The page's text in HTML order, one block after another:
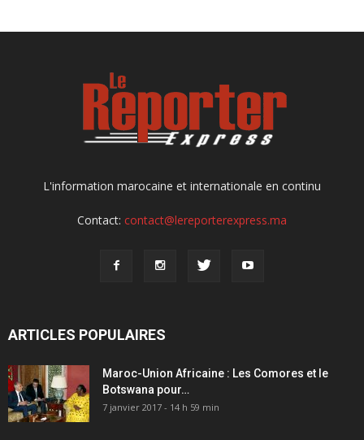
L'information marocaine et internationale en continu
Contact: contact@lereporterexpress.ma
ARTICLES POPULAIRES
Maroc-Union Africaine : Les Comores et le
Botswana pour…
7 janvier 2017 - 14 h 59 min